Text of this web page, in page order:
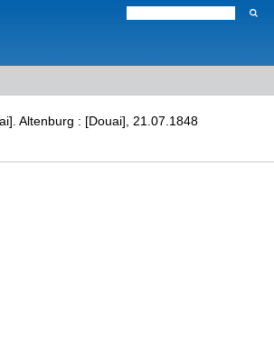
Altenburg : [Douai], 21.07.1848